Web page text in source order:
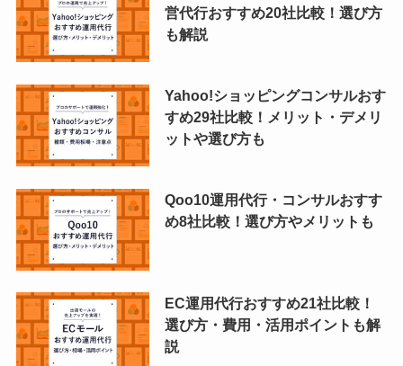
営代行おすすめ20社比較！選び方
も解説
Yahoo!ショッピングコンサルおす
すめ29社比較！メリット・デメリ
ットや選び方も
Qoo10運用代行・コンサルおすす
め8社比較！選び方やメリットも
EC運用代行おすすめ21社比較！
選び方・費用・活用ポイントも解
説